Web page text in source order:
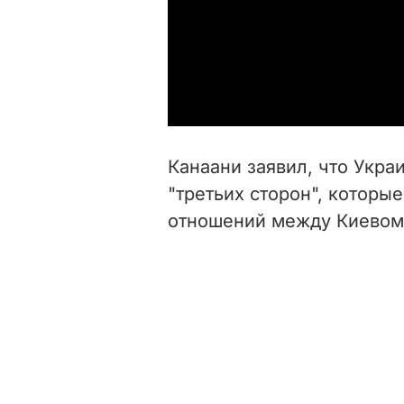
Канаани заявил, что
"третьих сторон",
отношений между